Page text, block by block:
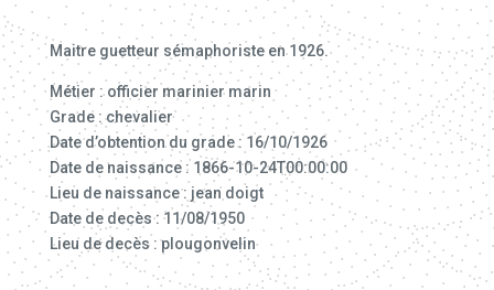
Maitre guetteur sémaphoriste en 1926.
Métier : officier marinier marin
Grade : chevalier
Date d’obtention du grade : 16/10/1926
Date de naissance : 1866-10-24T00:00:00
Lieu de naissance : jean doigt
Date de decès : 11/08/1950
Lieu de decès : plougonvelin